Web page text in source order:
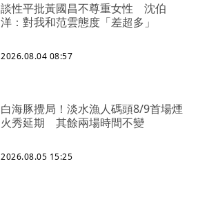
談性平批黃國昌不尊重女性 沈伯
洋：對我和范雲態度「差超多」
2026.08.04 08:57
白海豚攪局！淡水漁人碼頭8/9首場煙
火秀延期 其餘兩場時間不變
2026.08.05 15:25